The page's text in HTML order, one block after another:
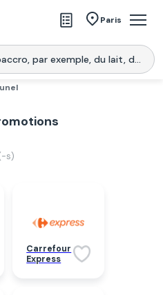
Paris
s)
Carrefour
Express